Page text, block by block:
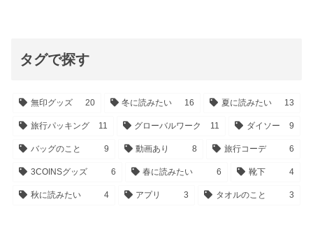
タグで探す
無印グッズ 20 冬に読みたい 16 夏に読みたい 13
旅行パッキング 11 グローバルワーク 11 ダイソー 9
バッグのこと 9 動画あり 8 旅行コーデ 6
3COINSグッズ 6 春に読みたい 6 靴下 4
秋に読みたい 4 アプリ 3 タオルのこと 3